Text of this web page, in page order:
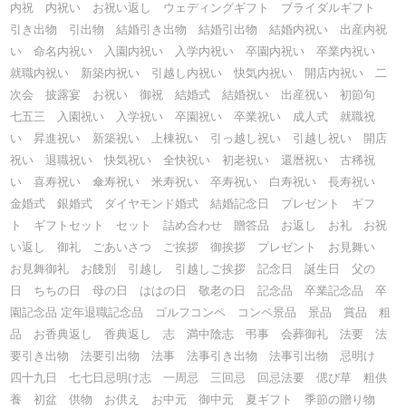
内祝 内祝い お祝い返し ウェディングギフト ブライダルギフト
引き出物 引出物 結婚引き出物 結婚引出物 結婚内祝い 出産内祝
い 命名内祝い 入園内祝い 入学内祝い 卒園内祝い 卒業内祝い
就職内祝い 新築内祝い 引越し内祝い 快気内祝い 開店内祝い 二
次会 披露宴 お祝い 御祝 結婚式 結婚祝い 出産祝い 初節句
七五三 入園祝い 入学祝い 卒園祝い 卒業祝い 成人式 就職祝
い 昇進祝い 新築祝い 上棟祝い 引っ越し祝い 引越し祝い 開店
祝い 退職祝い 快気祝い 全快祝い 初老祝い 還暦祝い 古稀祝
い 喜寿祝い 傘寿祝い 米寿祝い 卒寿祝い 白寿祝い 長寿祝い
金婚式 銀婚式 ダイヤモンド婚式 結婚記念日 プレゼント ギフ
ト ギフトセット セット 詰め合わせ 贈答品 お返し お礼 お祝
い返し 御礼 ごあいさつ ご挨拶 御挨拶 プレゼント お見舞い
お見舞御礼 お餞別 引越し 引越しご挨拶 記念日 誕生日 父の
日 ちちの日 母の日 ははの日 敬老の日 記念品 卒業記念品 卒
園記念品 定年退職記念品 ゴルフコンペ コンペ景品 景品 賞品 粗
品 お香典返し 香典返し 志 満中陰志 弔事 会葬御礼 法要 法
要引き出物 法要引出物 法事 法事引き出物 法事引出物 忌明け
四十九日 七七日忌明け志 一周忌 三回忌 回忌法要 偲び草 粗供
養 初盆 供物 お供え お中元 御中元 夏ギフト 季節の贈り物